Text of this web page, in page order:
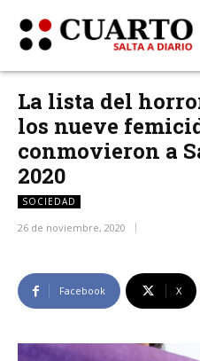
La lista del
los nueve
conmovieron a
2020
SOCIEDAD
26 de noviembre, 2020
Facebook X